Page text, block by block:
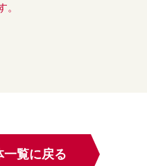
。
一覧に戻る